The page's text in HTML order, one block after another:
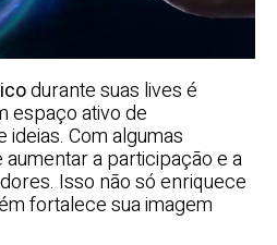
durante suas lives é
espaço ativo de
Com algumas
a participação e a
Isso não só enriquece
fortalece sua imagem